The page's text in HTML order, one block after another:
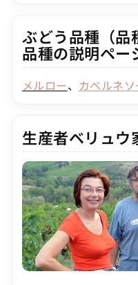
ぶどう品種（品
品種の説明ペー
メルロー、 カベルネ
生産者ベリュウ